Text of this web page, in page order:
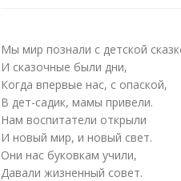
Мы мир познали с детской
И сказочные были дни,
Когда впервые нас, с опаской,
В дет-садик, мамы привели.
Нам воспитатели открыли
И новый мир, и новый свет.
Они нас буковкам учили,
Давали жизненный совет.